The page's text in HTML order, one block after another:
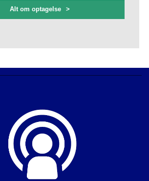
på spørgsmål, og det sikrer et trygt og
en årlig konference og holder jævnlige
os i hinandens selskab. Og så går vi
fra Roskilde Universitet giver dig adgang til at
Alt efter hvilke(t) fag du vælger på din
du adgang til en eller flere af vores
Alt om optagelse